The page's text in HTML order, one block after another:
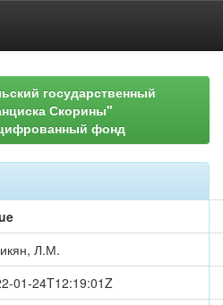
государственный
Скорины"
фонд
Л.М.
01-24T12:19:01Z